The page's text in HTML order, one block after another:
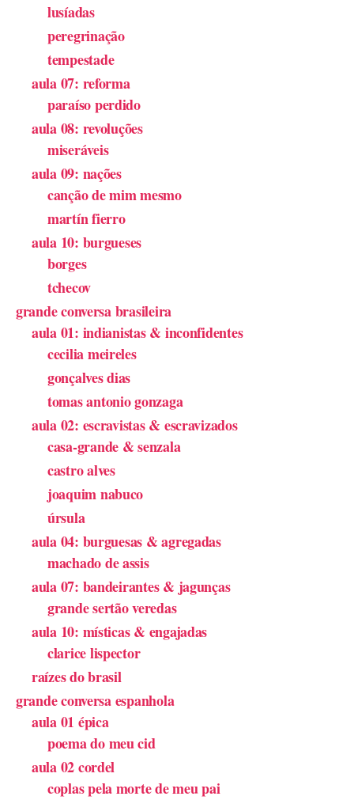
lusíadas
peregrinação
tempestade
aula 07: reforma
paraíso perdido
aula 08: revoluções
miseráveis
aula 09: nações
canção de mim mesmo
martín fierro
aula 10: burgueses
borges
tchecov
grande conversa brasileira
aula 01: indianistas & inconfidentes
cecilia meireles
gonçalves dias
tomas antonio gonzaga
aula 02: escravistas & escravizados
casa-grande & senzala
castro alves
joaquim nabuco
úrsula
aula 04: burguesas & agregadas
machado de assis
aula 07: bandeirantes & jagunças
grande sertão veredas
aula 10: místicas & engajadas
clarice lispector
raízes do brasil
grande conversa espanhola
aula 01 épica
poema do meu cid
aula 02 cordel
coplas pela morte de meu pai